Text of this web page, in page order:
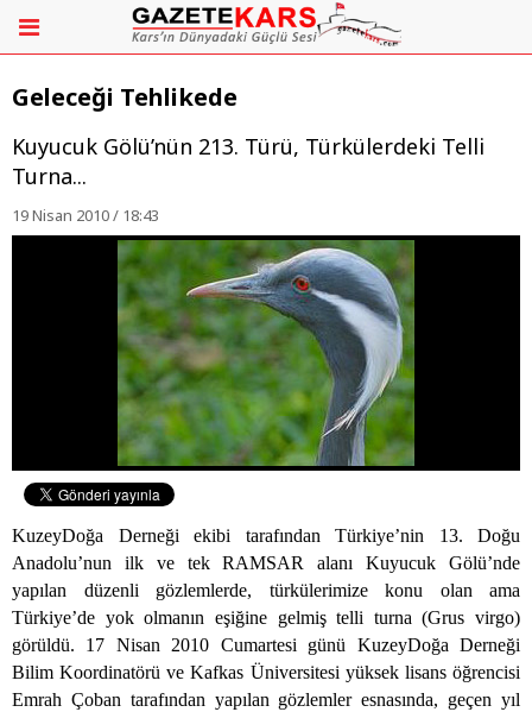
Geleceği Tehlikede
Kuyucuk Gölü’nün 213. Türü, Türkülerdeki Telli
Turna...
19 Nisan 2010 / 18:43
KuzeyDoğa Derneği ekibi tarafından Türkiye’nin 13. Doğu
Anadolu’nun ilk ve tek RAMSAR alanı Kuyucuk Gölü’nde
yapılan düzenli gözlemlerde, türkülerimize konu olan ama
Türkiye’de yok olmanın eşiğine gelmiş telli turna (Grus virgo)
görüldü. 17 Nisan 2010 Cumartesi günü KuzeyDoğa Derneği
Bilim Koordinatörü ve Kafkas Üniversitesi yüksek lisans öğrencisi
Emrah Çoban tarafından yapılan gözlemler esnasında, geçen yıl